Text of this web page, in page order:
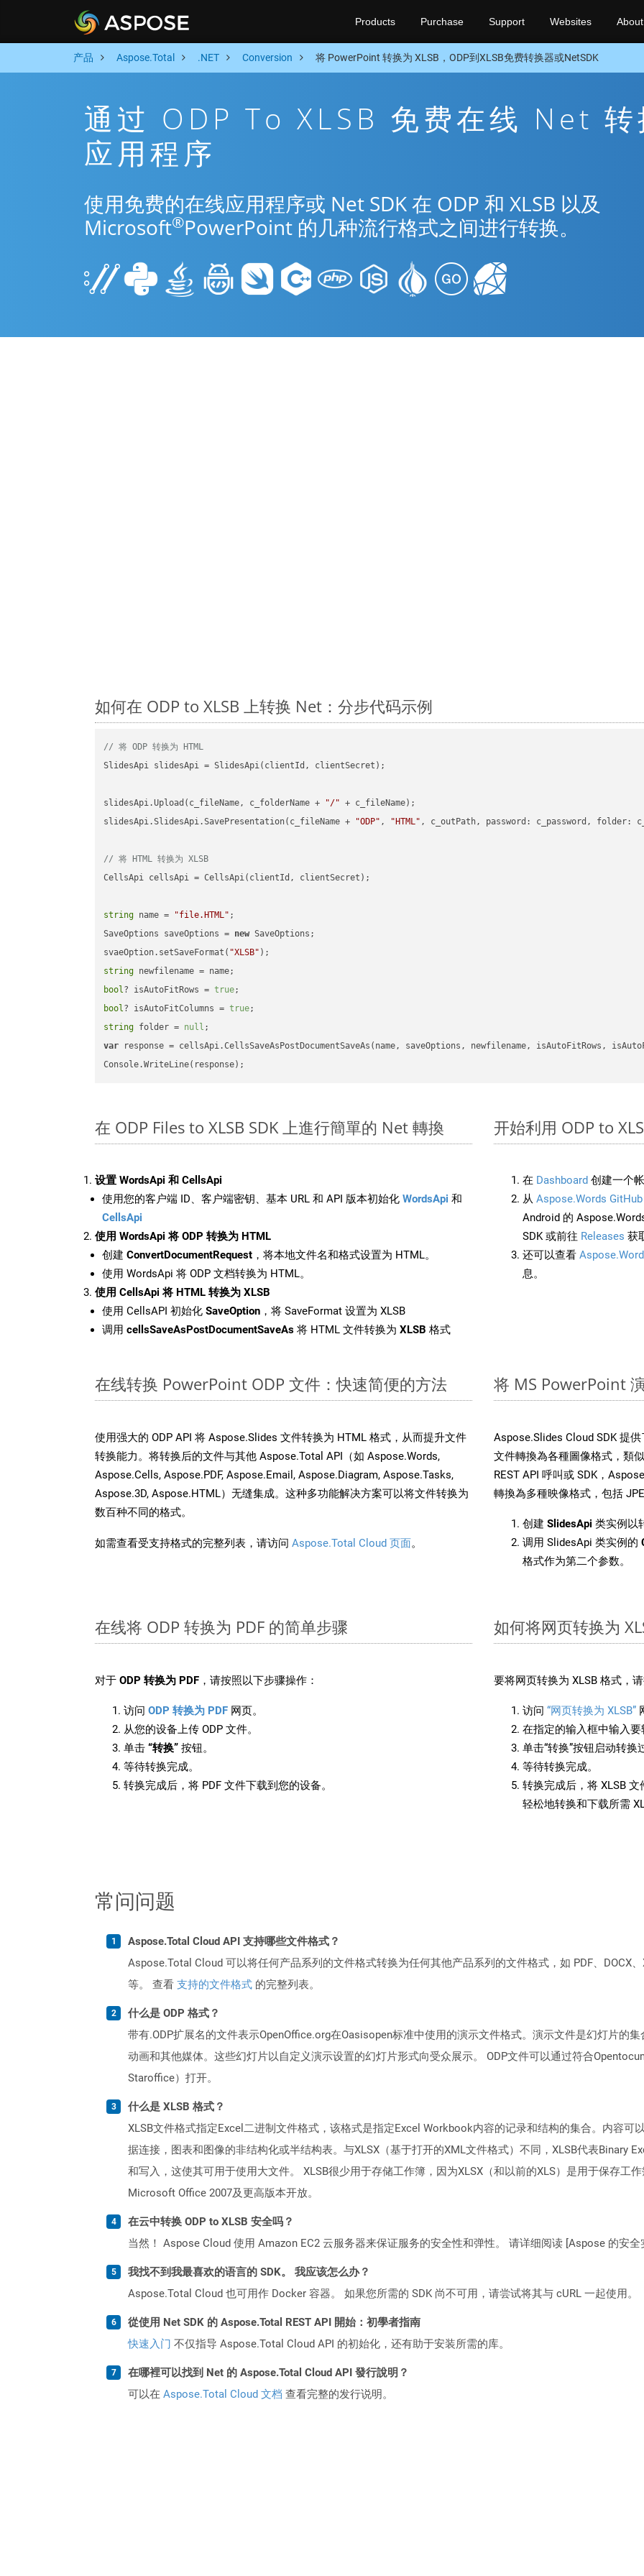
Products Purchase Support Websites About
产品 Aspose.Total .NET Conversion 将 PowerPoint 转换为 XLSB，ODP到XLSB免费转换器或NetSDK
通过 ODP To XLSB 免费在线 Net 转
应用程序
使用免费的在线应用程序或 Net SDK 在 ODP 和 XLSB 以及
Microsoft®PowerPoint 的几种流行格式之间进行转换。
如何在 ODP to XLSB 上转换 Net：分步代码示例
// 将 ODP 转换为 HTML
SlidesApi slidesApi = SlidesApi(clientId, clientSecret);
slidesApi.Upload(c_fileName, c_folderName + "/" + c_fileName);
slidesApi.SlidesApi.SavePresentation(c_fileName +
"ODP" , "HTML" , c_outPath, password: c_password, folder:
// 将 HTML 转换为 XLSB
CellsApi cellsApi = CellsApi(clientId, clientSecret);
string name = "file.HTML" ;
SaveOptions saveOptions = new SaveOptions;
svaeOption.setSaveFormat( "XLSB"
string
bool? isAutoFitRows = true
bool? isAutoFitColumns = true
string folder = null
var response = cellsApi.CellsSaveAsPostDocumentSaveAs(name, saveOptions, newfilename, isAutoFitRows,
在 ODP Files to XLSB SDK 上進行簡單的 Net 轉換
设置 WordsApi 和 CellsApi
使用您的客户端 ID、客户端密钥、基本 URL 和 API 版本初始化 WordsApi 和
CellsApi
使用 WordsApi 将 ODP 转换为 HTML
创建 ConvertDocumentRequest ，将本地文件名和格式设置为 HTML。
使用 WordsApi 将 ODP 文档转换为 HTML。
使用 CellsApi 将 HTML 转换为 XLSB
使用 CellsAPI 初始化 SaveOption ，将 SaveFormat 设置为 XLSB
调用 cellsSaveAsPostDocumentSaveAs 将 HTML 文件转换为 XLSB 格式
开始利用 ODP to
在 Dashboard 创建一个
从 Aspose.Words GitHub
Android 的
SDK 或前往 Releases 获
还可以查看
息。
在线转换 PowerPoint ODP 文件：快速简便的方法
使用强大的 ODP API 将 Aspose.Slides 文件转换为 HTML 格式，从而提升文件
转换能力。将转换后的文件与其他 Aspose.Total API（如 Aspose.Words,
Aspose.Cells, Aspose.PDF, Aspose.Email, Aspose.Diagram, Aspose.Tasks,
Aspose.3D, Aspose.HTML）无缝集成。这种多功能解决方案可以将文件转换为
数百种不同的格式。
如需查看受支持格式的完整列表，请访问 Aspose.Total Cloud 页面。
将 MS PowerPoint
Aspose.Slides Cloud SDK 提
文件轉換為各種圖像格式，類
REST API 呼叫或 SDK，
轉換為多種映像格式，包括
创建 SlidesApi 类实例以
调用 SlidesApi 类实例的
格式作为第二个参数。
在线将 ODP 转换为 PDF 的简单步骤
对于 ODP 转换为 PDF ，请按照以下步骤操作：
访问 ODP 转换为 PDF 网页。
从您的设备上传 ODP 文件。
单击 “转换” 按钮。
等待转换完成。
转换完成后，将 PDF 文件下载到您的设备。
如何将网页转换为
要将网页转换为 XLSB 格式，
访问 “网页转换为 XLSB”
在指定的输入框中输入要
单击“转换”按钮启动转换
等待转换完成。
转换完成后，将 XLSB
轻松地转换和下载所需
常问问题
Aspose.Total Cloud API 支持哪些文件格式？
Aspose.Total Cloud 可以将任何产品系列的文件格式转换为任何其他产品系列的文件格式，如 PDF、DOCX
等。 查看 支持的文件格式 的完整列表。
什么是 ODP 格式？
带有.ODP扩展名的文件表示OpenOffice.org在Oasisopen标准中使用的演示文件格式。演示文件是幻灯片的
动画和其他媒体。这些幻灯片以自定义演示设置的幻灯片形式向受众展示。 ODP文件可以通过符合
Staroffice）打开。
什么是 XLSB 格式？
XLSB文件格式指定Excel二进制文件格式，该格式是指定Excel Workbook内容的记录和结构的集合。内容可
据连接，图表和图像的非结构化或半结构表。与XLSX（基于打开的XML文件格式）不同，XLSB代表Binary
和写入，这使其可用于使用大文件。 XLSB很少用于存储工作簿，因为XLSX（和以前的XLS）是用于保存工
Microsoft Office 2007及更高版本开放。
在云中转换 ODP to XLSB 安全吗？
当然！ Aspose Cloud 使用 Amazon EC2 云服务器来保证服务的安全性和弹性。 请详细阅读 [Aspose 的安
我找不到我最喜欢的语言的 SDK。 我应该怎么办？
Aspose.Total Cloud 也可用作 Docker 容器。 如果您所需的 SDK 尚不可用，请尝试将其与 cURL 一起使用。
從使用 Net SDK 的 Aspose.Total REST API 開始：初學者指南
快速入门 不仅指导 Aspose.Total Cloud API 的初始化，还有助于安装所需的库。
在哪裡可以找到 Net 的 Aspose.Total Cloud API 發行說明？
可以在 Aspose.Total Cloud 文档 查看完整的发行说明。